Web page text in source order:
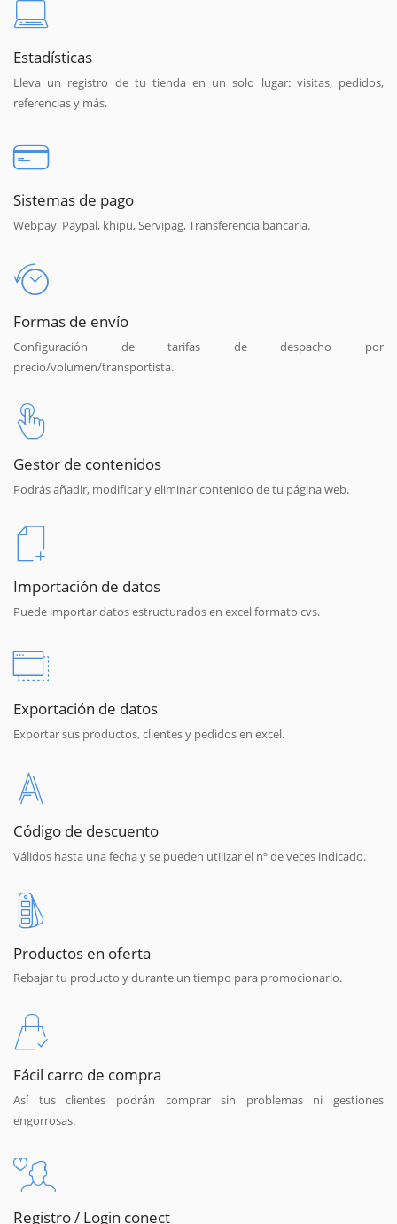
Estadísticas
Lleva un registro de tu tienda en un solo lugar: visitas, pedidos,
referencias y más.
Sistemas de pago
Webpay, Paypal, khipu, Servipag, Transferencia bancaria.
Formas de envío
Configuración de tarifas de despacho por
precio/volumen/transportista.
Gestor de contenidos
Podrás añadir, modificar y eliminar contenido de tu página web.
Importación de datos
Puede importar datos estructurados en excel formato cvs.
Exportación de datos
Exportar sus productos, clientes y pedidos en excel.
Código de descuento
Válidos hasta una fecha y se pueden utilizar el nº de veces indicado.
Productos en oferta
Rebajar tu producto y durante un tiempo para promocionarlo.
Fácil carro de compra
Así tus clientes podrán comprar sin problemas ni gestiones
engorrosas.
Registro / Login conect